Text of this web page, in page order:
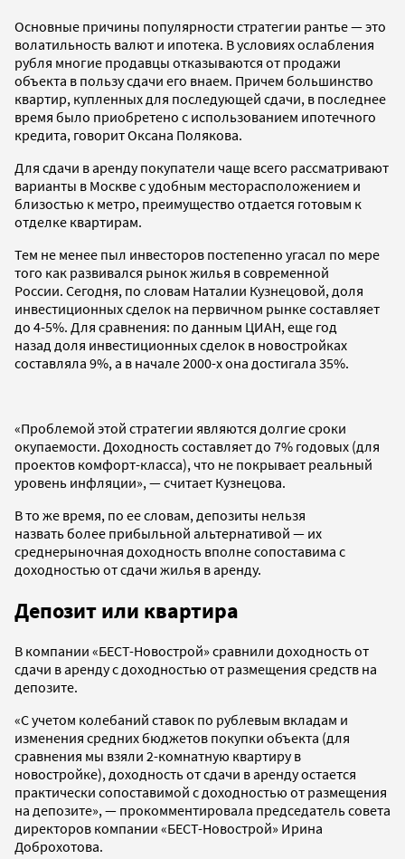
Основные причины популярности стратегии рантье — это
волатильность валют и ипотека. В условиях ослабления
рубля многие продавцы отказываются от продажи
объекта в пользу сдачи его внаем. Причем большинство
квартир, купленных для последующей сдачи, в последнее
время было приобретено с использованием ипотечного
кредита, говорит Оксана Полякова.
Для сдачи в аренду покупатели чаще всего рассматривают
варианты в Москве с удобным месторасположением и
близостью к метро, преимущество отдается готовым к
отделке квартирам.
Тем не менее пыл инвесторов постепенно угасал по мере
того как развивался рынок жилья в современной
России. Сегодня, по словам Наталии Кузнецовой, доля
инвестиционных сделок на первичном рынке составляет
до 4-5%. Для сравнения: по данным ЦИАН, еще год
назад доля инвестиционных сделок в новостройках
составляла 9%, а в начале 2000-х она достигала 35%.
«Проблемой этой стратегии являются долгие сроки
окупаемости. Доходность составляет до 7% годовых (для
проектов комфорт-класса), что не покрывает реальный
уровень инфляции», — считает Кузнецова.
В то же время, по ее словам, депозиты нельзя
назвать более прибыльной альтернативой — их
среднерыночная доходность вполне сопоставима с
доходностью от сдачи жилья в аренду.
Депозит или квартира
В компании «БЕСТ-Новострой» сравнили доходность от
сдачи в аренду с доходностью от размещения средств на
депозите.
«С учетом колебаний ставок по рублевым вкладам и
изменения средних бюджетов покупки объекта (для
сравнения мы взяли 2-комнатную квартиру в
новостройке), доходность от сдачи в аренду остается
практически сопоставимой с доходностью от размещения
на депозите», — прокомментировала председатель совета
директоров компании «БЕСТ-Новострой» Ирина
Доброхотова.